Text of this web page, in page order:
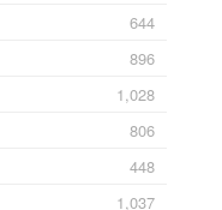
644
896
1,028
806
448
1,037